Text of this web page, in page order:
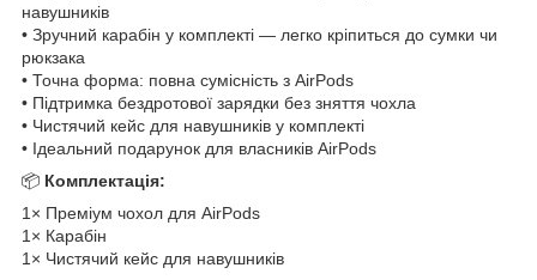
навушників
• Зручний карабін у комплекті — легко кріпиться до сумки чи
рюкзака
• Точна форма: повна сумісність з AirPods
• Підтримка бездротової зарядки без зняття чохла
• Чистячий кейс для навушників у комплекті
• Ідеальний подарунок для власників AirPods
📦 Комплектація:
1× Преміум чохол для AirPods
1× Карабін
1× Чистячий кейс для навушників